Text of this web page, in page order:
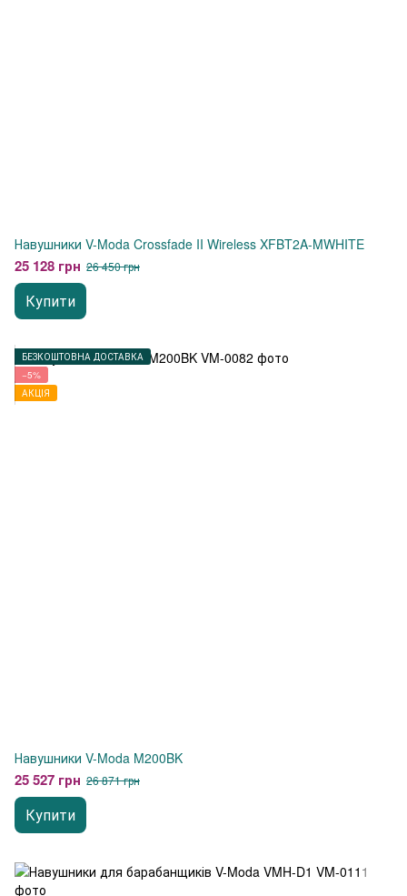
Навушники V-Moda Crossfade II Wireless XFBT2A-MWHITE
25 128 грн 26 450 грн
Купити
БЕЗКОШТОВНА ДОСТАВКА
−5%
АКЦІЯ
Навушники V-Moda M200BK
25 527 грн 26 871 грн
Купити